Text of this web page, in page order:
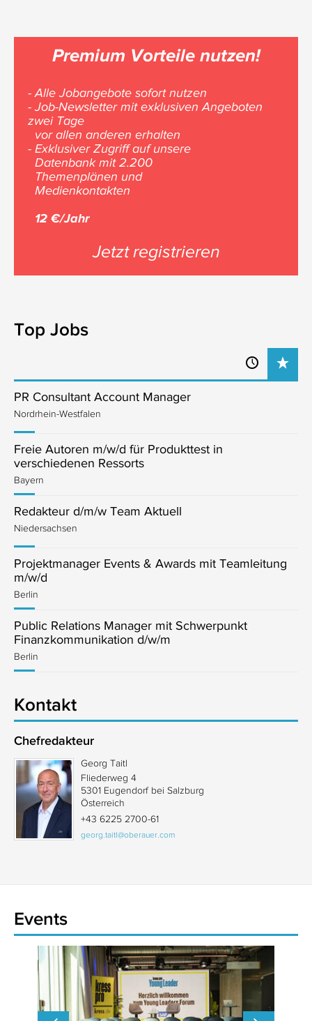
Premium Vorteile nutzen!
- Alle Jobangebote sofort nutzen
- Job-Newsletter mit exklusiven Angeboten
zwei Tage
vor allen anderen erhalten
- Exklusiver Zugriff auf unsere
Datenbank mit 2.200
Themenplänen und
Medienkontakten
12 €/Jahr
Jetzt registrieren
Top Jobs
PR Consultant Account Manager
Nordrhein-Westfalen
Freie Autoren m/w/d für Produkttest in
verschiedenen Ressorts
Bayern
Redakteur d/m/w Team Aktuell
Niedersachsen
Projektmanager Events & Awards mit Teamleitung
m/w/d
Berlin
Public Relations Manager mit Schwerpunkt
Finanzkommunikation d/w/m
Berlin
Kontakt
Chefredakteur
Georg Taitl
Fliederweg 4
5301 Eugendorf bei Salzburg
Österreich
+43 6225 2700-61
georg.taitl@oberauer.com
Events